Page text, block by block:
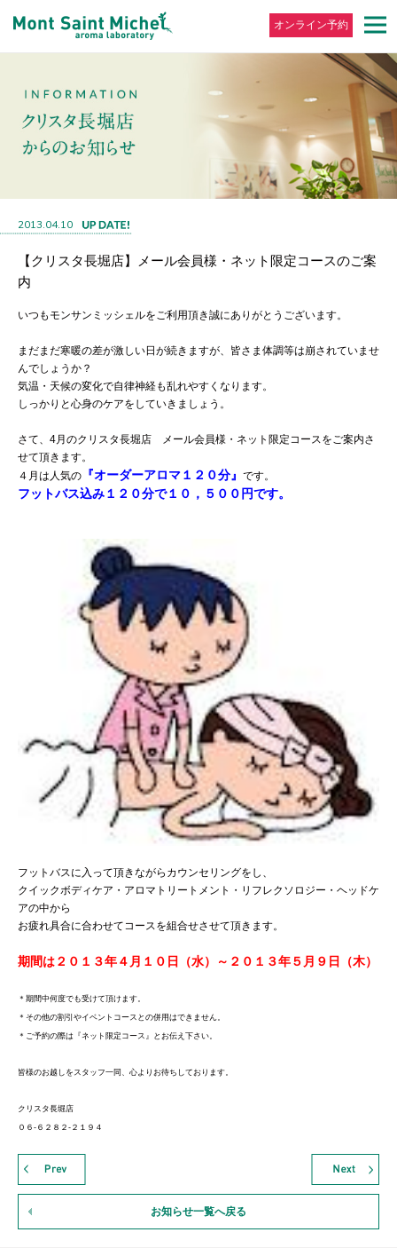
オンライン予約
2013.04.10
【クリスタ長堀店】メール会員様・ネット限定コースのご案
内
いつもモンサンミッシェルをご利用頂き誠にありがとうございます。
まだまだ寒暖の差が激しい日が続きますが、皆さま体調等は崩されていませ
んでしょうか？
気温・天候の変化で自律神経も乱れやすくなります。
しっかりと心身のケアをしていきましょう。
さて、4月のクリスタ長堀店 メール会員様・ネット限定コースをご案内さ
せて頂きます。
４月は人気の 『オーダーアロマ１２０分』 です。
フットバス込み１２０分で１０，５００円です。
フットバスに入って頂きながらカウンセリングをし、
クイックボディケア・アロマトリートメント・リフレクソロジー・ヘッドケ
アの中から
お疲れ具合に合わせてコースを組合せさせて頂きます。
期間は２０１３年４月１０日（水）～２０１３年５月９日（木）
＊期間中何度でも受けて頂けます。
＊その他の割引やイベントコースとの併用はできません。
＊ご予約の際は『ネット限定コース』とお伝え下さい。
皆様のお越しをスタッフ一同、心よりお待ちしております。
クリスタ長堀店
０６‐６２８２‐２１９４
お知らせ一覧へ戻る